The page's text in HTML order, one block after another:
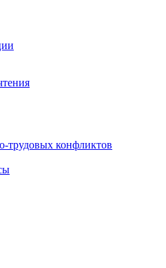
трудовых конфликтов